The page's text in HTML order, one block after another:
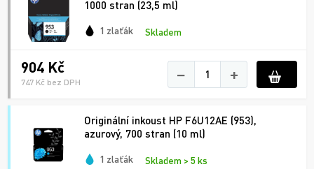
1000 stran (23,5 ml)
1 zlaťák Skladem
904 Kč
747 Kč bez DPH − +
Originální inkoust HP F6U12AE (953),
azurový, 700 stran (10 ml)
1 zlaťák Skladem > 5 ks